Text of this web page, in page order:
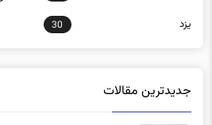
یزد 30
جدیدترین مقالات